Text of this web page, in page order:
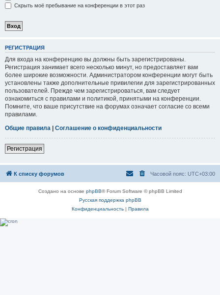
Скрыть моё пребывание на конференции в этот раз
РЕГИСТРАЦИЯ
Для входа на конференцию вы должны быть зарегистрированы.
Регистрация занимает всего несколько минут, но предоставляет вам
более широкие возможности. Администратором конференции могут быть
установлены также дополнительные привилегии для зарегистрированных
пользователей. Прежде чем зарегистрироваться, вам следует
ознакомиться с правилами и политикой, принятыми на конференции.
Помните, что ваше присутствие на форумах означает согласие со всеми
правилами.
Общие правила | Соглашение о конфиденциальности
Регистрация
К списку форумов Часовой пояс: UTC+03:00
Создано на основе phpBB® Forum Software © phpBB Limited
Русская поддержка phpBB
Конфиденциальность| Правила